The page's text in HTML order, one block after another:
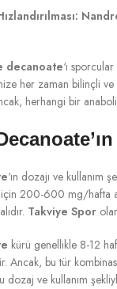
decanoate‘ı
her zaman bilinçli ve
herhangi bir
‘ın dozajı ve
için 200-600 mg/hafta
Takviye Spor
kürü genellikle 8-12
Ancak, bu tür
dozaj ve kullanım